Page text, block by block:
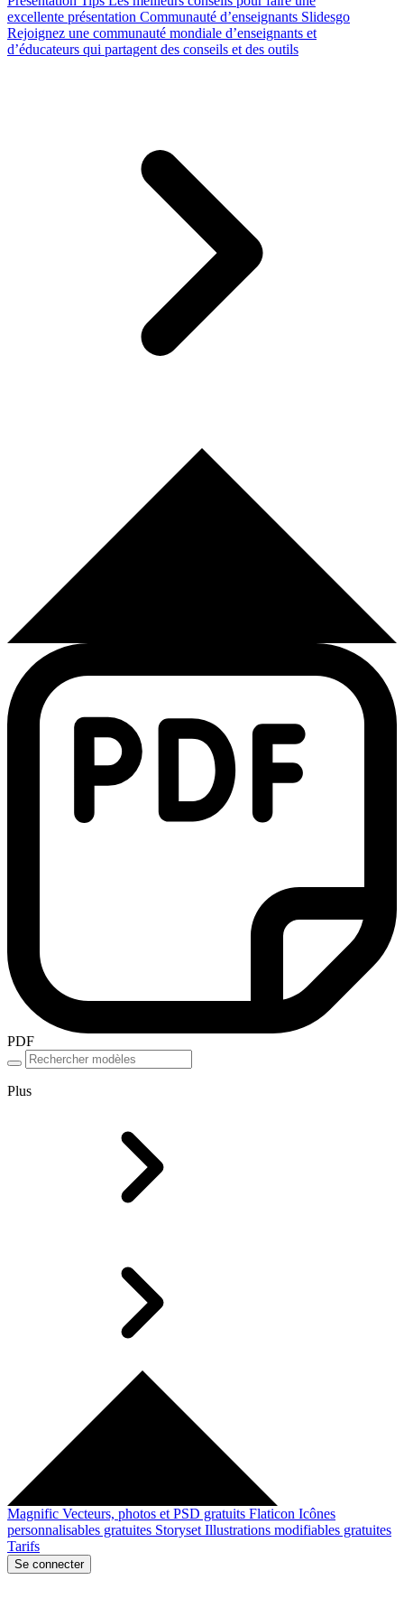
excellente présentation Communauté d’enseignants Slidesgo
Rejoignez une communauté mondiale d’enseignants et
d’éducateurs qui partagent des conseils et des outils
PDF
Plus
Magnific Vecteurs, photos et PSD gratuits Flaticon Icônes
personnalisables gratuites Storyset Illustrations modifiables gratuites
Tarifs
Se connecter